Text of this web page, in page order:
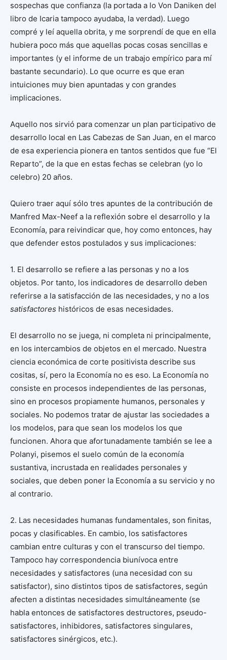
sospechas que confianza (la portada a lo Von Daniken del
libro de Icaria tampoco ayudaba, la verdad). Luego
compré y leí aquella obrita, y me sorprendí de que en ella
hubiera poco más que aquellas pocas cosas sencillas e
importantes (y el informe de un trabajo empírico para mí
bastante secundario). Lo que ocurre es que eran
intuiciones muy bien apuntadas y con grandes
implicaciones.
Aquello nos sirvió para comenzar un plan participativo de
desarrollo local en Las Cabezas de San Juan, en el marco
de esa experiencia pionera en tantos sentidos que fue “El
Reparto”, de la que en estas fechas se celebran (yo lo
celebro) 20 años.
Quiero traer aquí sólo tres apuntes de la contribución de
Manfred Max-Neef a la reflexión sobre el desarrollo y la
Economía, para reivindicar que, hoy como entonces, hay
que defender estos postulados y sus implicaciones:
1. El desarrollo se refiere a las personas y no a los
objetos. Por tanto, los indicadores de desarrollo deben
referirse a la satisfacción de las necesidades, y no a los
satisfactores históricos de esas necesidades.
El desarrollo no se juega, ni completa ni principalmente,
en los intercambios de objetos en el mercado. Nuestra
ciencia económica de corte positivista describe sus
cositas, sí, pero la Economía no es eso. La Economía no
consiste en procesos independientes de las personas,
sino en procesos propiamente humanos, personales y
sociales. No podemos tratar de ajustar las sociedades a
los modelos, para que sean los modelos los que
funcionen. Ahora que afortunadamente también se lee a
Polanyi, pisemos el suelo común de la economía
sustantiva, incrustada en realidades personales y
sociales, que deben poner la Economía a su servicio y no
al contrario.
2. Las necesidades humanas fundamentales, son finitas,
pocas y clasificables. En cambio, los satisfactores
cambian entre culturas y con el transcurso del tiempo.
Tampoco hay correspondencia biunívoca entre
necesidades y satisfactores (una necesidad con su
satisfactor), sino distintos tipos de satisfactores, según
afecten a distintas necesidades simultáneamente (se
habla entonces de satisfactores destructores, pseudo-
satisfactores, inhibidores, satisfactores singulares,
satisfactores sinérgicos, etc.).